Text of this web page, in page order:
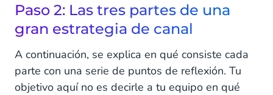
Paso 2: Las tres partes de una
gran estrategia de canal
A continuación, se explica en qué consiste cada
parte con una serie de puntos de reflexión. Tu
objetivo aquí no es decirle a tu equipo en qué